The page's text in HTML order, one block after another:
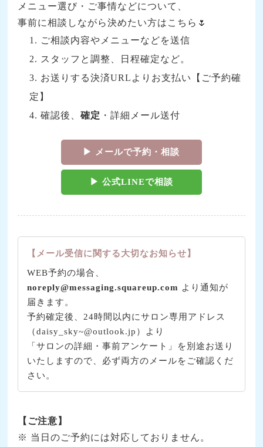
メニュー選び・ご事情などについて、
事前に相談しながら決めたい方はこちら🌷
ご相談内容やメニューなどを送信
スタッフと調整、日程確定など。
お送りする決済URLよりお支払い【ご予約確
定】
確認後、確定 ・詳細メール送付
▶︎ メールで予約・相談
▶︎ 公式LINEで相談
【メール受信に関する大切なお知らせ】
WEB予約の場合、
noreply@messaging.squareup.com より通知が
届きます。
予約確定後、24時間以内にサロン専用アドレス
（daisy_sky~@outlook.jp）より
「サロンの詳細・事前アンケート」を別途お送り
いたしますので、必ず両方のメールをご確認くだ
さい。
【ご注意】
※ 当日のご予約には対応しておりません。